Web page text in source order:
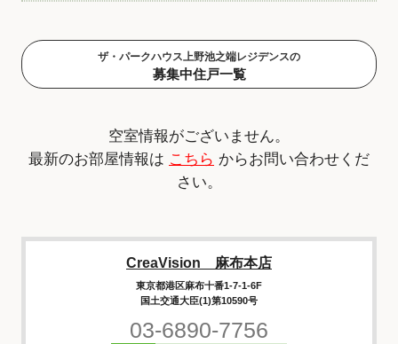
ザ・パークハウス上野池之端レジデンスの
募集中住戸一覧
空室情報がございません。
最新のお部屋情報は こちら からお問い合わせくだ
さい。
CreaVision 麻布本店
東京都港区麻布十番1-7-1-6F
国土交通大臣(1)第10590号
03-6890-7756